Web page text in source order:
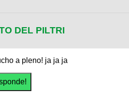
DEL PILTRI
a pleno! ja ja ja